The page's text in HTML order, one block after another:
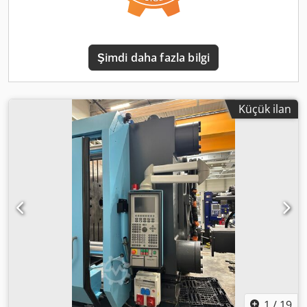
Plasticizing capacity (PS): - standard speed: 122 g/s -
increased speed (option): 171 g/s Electro-hydraulic
heater power: 71 kW - Number of barrel heating zones: 7 -
Dry cycle time according to Euromap 6: 765 cycles/h -
dimensions: 13.03 × 3.65 × 2.82 m
Şimdi daha fazla bilgi
Küçük ilan